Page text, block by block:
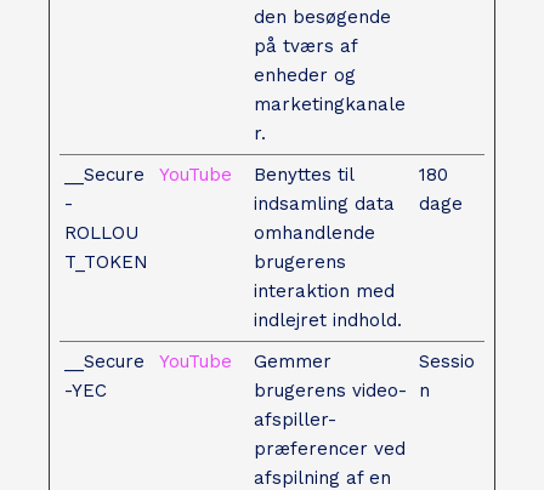
den besøgende
på tværs af
enheder og
marketingkanale
r.
__Secure
-
ROLLOU
T_TOKEN
YouTube
Benyttes til
indsamling data
omhandlende
brugerens
interaktion med
indlejret indhold.
180
dage
__Secure
-YEC
YouTube
Gemmer
brugerens video-
afspiller-
præferencer ved
afspilning af en
Sessio
n